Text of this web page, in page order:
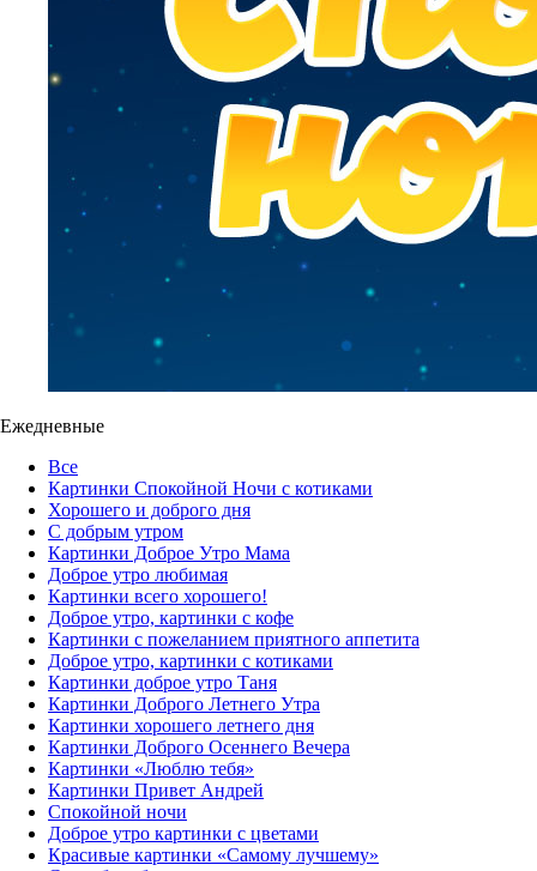
Ежедневные
Все
Картинки Спокойной Ночи с котиками
Хорошего и доброго дня
С добрым утром
Картинки Доброе Утро Мама
Доброе утро любимая
Картинки всего хорошего!
Доброе утро, картинки с кофе
Картинки с пожеланием приятного аппетита
Доброе утро, картинки с котиками
Картинки доброе утро Таня
Картинки Доброго Летнего Утра
Картинки хорошего летнего дня
Картинки Доброго Осеннего Вечера
Картинки «Люблю тебя»
Картинки Привет Андрей
Спокойной ночи
Доброе утро картинки с цветами
Красивые картинки «Самому лучшему»